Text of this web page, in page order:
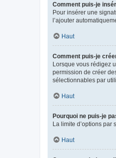
Comment puis-je
Pour insérer une
l’ajouter
Haut
Comment puis-je
Lorsque vous rédigez
permission de créer
sélectionnables par
Haut
Pourquoi ne puis-je
La limite d’options par
Haut